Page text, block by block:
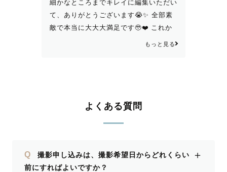
細かなところまでキレイに編集いただい
て、ありがとうございます😭✨ 全部素
敵で本当に大大大満足です🥹❤️ これか
ら何年も定期的に見返すような、素敵な
もっと見る
よくある質問
Q
撮影申し込みは、撮影希望日からどれくらい
前にすればよいですか？
＋